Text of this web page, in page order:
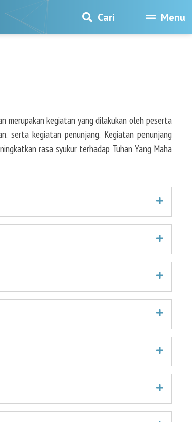
Cari Menu
merupakan kegiatan yang dilakukan oleh peserta
serta kegiatan penunjang. Kegiatan penunjang
rasa syukur terhadap Tuhan Yang Maha